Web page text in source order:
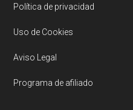
Política de privacidad
Uso de Cookies
Aviso Legal
Programa de afiliado